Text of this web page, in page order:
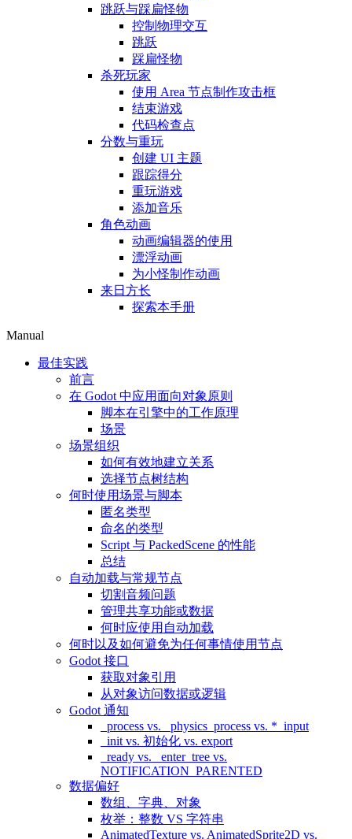
跳跃与踩扁怪物
控制物理交互
跳跃
踩扁怪物
杀死玩家
使用 Area 节点制作攻击框
结束游戏
代码检查点
分数与重玩
创建 UI 主题
跟踪得分
重玩游戏
添加音乐
角色动画
动画编辑器的使用
漂浮动画
为小怪制作动画
来日方长
探索本手册
Manual
最佳实践
前言
在 Godot 中应用面向对象原则
脚本在引擎中的工作原理
场景
场景组织
如何有效地建立关系
选择节点树结构
何时使用场景与脚本
匿名类型
命名的类型
Script 与 PackedScene 的性能
总结
自动加载与常规节点
切割音频问题
管理共享功能或数据
何时应使用自动加载
何时以及如何避免为任何事情使用节点
Godot 接口
获取对象引用
从对象访问数据或逻辑
Godot 通知
_process vs. _physics_process vs. *_input
_init vs. 初始化 vs. export
_ready vs. _enter_tree vs.
NOTIFICATION_PARENTED
数据偏好
数组、字典、对象
枚举：整数 VS 字符串
AnimatedTexture vs. AnimatedSprite2D vs.